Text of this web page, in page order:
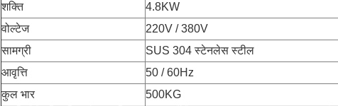
शक्ति
4.8KW
वोल्टेज
220V / 380V
सामग्री
SUS 304 स्टेनलेस स्टील
आवृत्ति
50 / 60Hz
कुल भार
500KG